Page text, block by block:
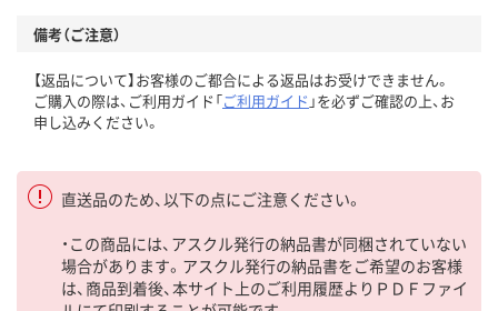
備考（ご注意）
【返品について】お客様のご都合による返品はお受けできません。
ご購入の際は、ご利用ガイド「ご利用ガイド 」を必ずご確認の上、お
申し込みください。
直送品のため、以下の点にご注意ください。
・この商品には、アスクル発行の納品書が同梱されていない
場合があります。アスクル発行の納品書をご希望のお客様
は、商品到着後、本サイト上のご利用履歴よりＰＤＦファイ